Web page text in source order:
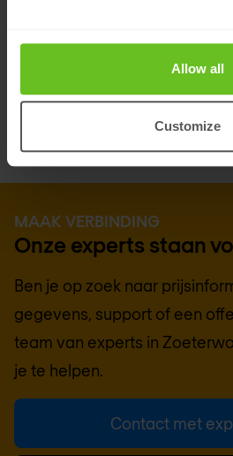
Allow all
Customize
dag om informatie
MAAK VERBINDING
Onze experts staan
Ben je op zoek naar
gegevens, support of een
team van experts in
je te helpen.
Contact met